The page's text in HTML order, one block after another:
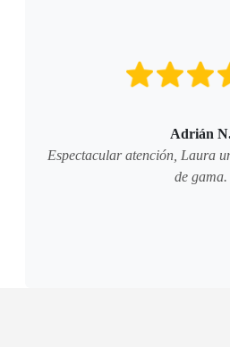
Adrián
Espectacular atención, Laura
de gama.